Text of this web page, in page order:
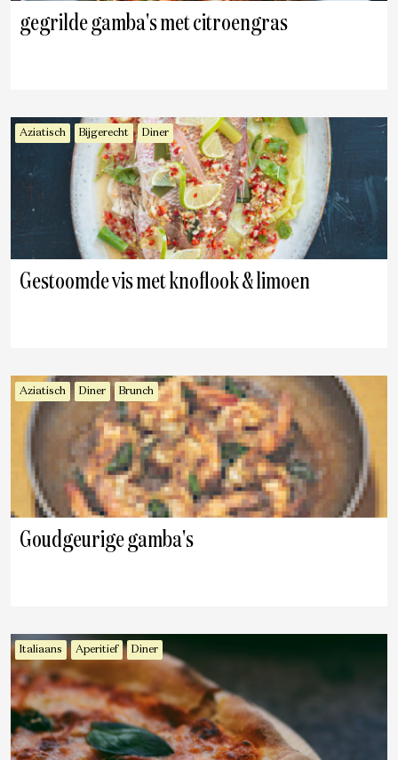
gegrilde gamba's met citroengras
Aziatisch Bijgerecht Diner
Gestoomde vis met knoflook & limoen
Aziatisch Diner Brunch
Goudgeurige gamba's
Italiaans Aperitief Diner